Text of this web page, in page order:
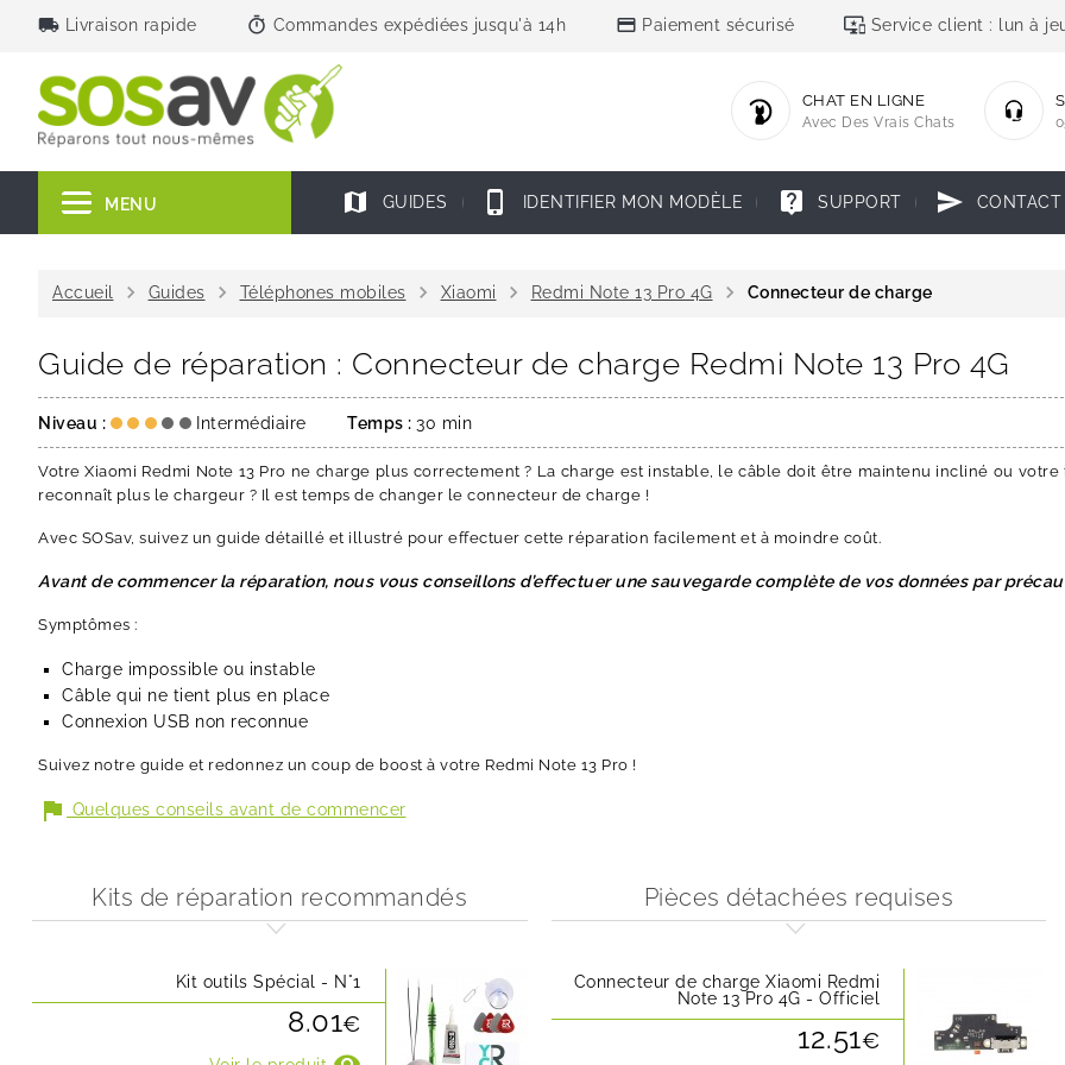
local_shipping Livraison rapide timer Commandes expédiées jusqu'à 14h credit_card Paiement sécurisé important_devices Service client : lun à
CHAT EN LIGNE
Avec Des Vrais Chats
MENU map GUIDES phone_iphone IDENTIFIER MON MODÈLE live_help SUPPORT send CONTACT
Accueil chevron_right Guides chevron_right Téléphones mobiles chevron_right Xiaomi chevron_right Redmi Note 13 Pro 4G chevron_right Connecteur de charge
Guide de réparation : Connecteur de charge Redmi Note 13 Pro 4G
Niveau : Intermédiaire Temps : 30 min
Votre Xiaomi Redmi Note 13 Pro ne charge plus correctement ? La charge est instable, le câble doit être maintenu incliné ou
reconnaît plus le chargeur ? Il est temps de changer le connecteur de charge !
Avec SOSav, suivez un guide détaillé et illustré pour effectuer cette réparation facilement et à moindre coût.
Avant de commencer la réparation, nous vous conseillons d’effectuer une sauvegarde complète de vos données par
Symptômes :
Charge impossible ou instable
Câble qui ne tient plus en place
Connexion USB non reconnue
Suivez notre guide et redonnez un coup de boost à votre Redmi Note 13 Pro !
flag Quelques conseils avant de commencer
Kits de réparation recommandés
Kit outils Spécial - N°1
8.01€
Pièces détachées requises
Connecteur de charge Xiaomi Redmi
Note 13 Pro 4G - Officiel
12.51€